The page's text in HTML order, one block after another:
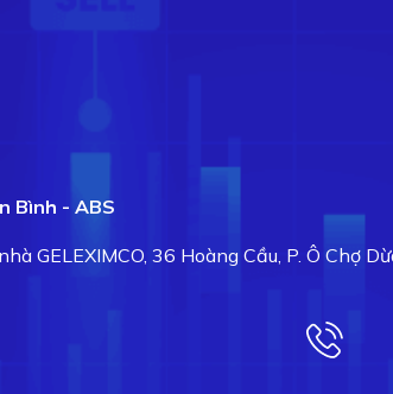
Bình - ABS
GELEXIMCO, 36 Hoàng Cầu, P. Ô Chợ